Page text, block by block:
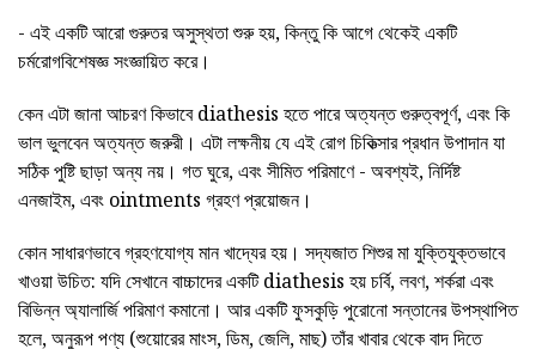
- এই একটি আরো গুরুতর অসুস্থতা শুরু হয়, কিন্তু কি আগে থেকেই একটি
চর্মরোগবিশেষজ্ঞ সংজ্ঞায়িত করে।
কেন এটা জানা আচরণ কিভাবে diathesis হতে পারে অত্যন্ত গুরুত্বপূর্ণ, এবং কি
ভাল ভুলবেন অত্যন্ত জরুরী। এটা লক্ষনীয় যে এই রোগ চিকিত্সার প্রধান উপাদান যা
সঠিক পুষ্টি ছাড়া অন্য নয়। গত ঘুরে, এবং সীমিত পরিমাণে - অবশ্যই, নির্দিষ্ট
এনজাইম, এবং ointments গ্রহণ প্রয়োজন।
কোন সাধারণভাবে গ্রহণযোগ্য মান খাদ্যের হয়। সদ্যজাত শিশুর মা যুক্তিযুক্তভাবে
খাওয়া উচিত: যদি সেখানে বাচ্চাদের একটি diathesis হয় চর্বি, লবণ, শর্করা এবং
বিভিন্ন অ্যালার্জি পরিমাণ কমানো। আর একটি ফুসকুড়ি পুরোনো সন্তানের উপস্থাপিত
হলে, অনুরূপ পণ্য (শুয়োরের মাংস, ডিম, জেলি, মাছ) তাঁর খাবার থেকে বাদ দিতে